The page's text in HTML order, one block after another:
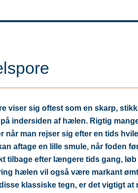
viser sig oftest som en skarp,
indersiden af hælen. Rigtig
når man rejser sig efter en tids
aftage en lille smule, når foden
tilbage efter længere tids gang, løb
hælen vil også være markant
klassiske tegn, er det vigtigt at